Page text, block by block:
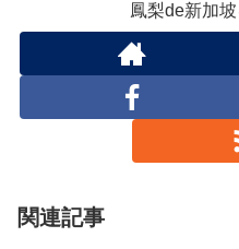
鳳梨de新加
関連記事